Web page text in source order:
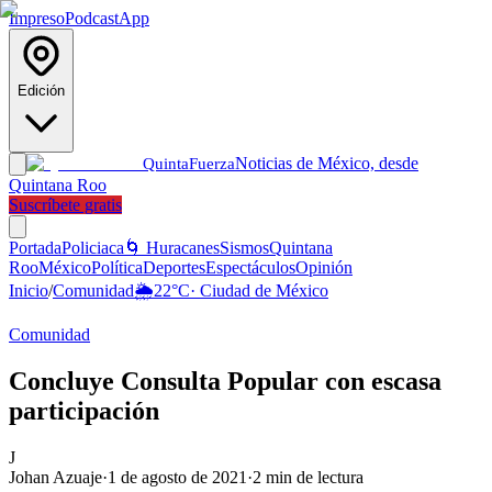
ImpresoPodcastApp
Edición
QuintaFuerzaNoticias de México, desde
Quintana Roo
Suscríbete gratis
PortadaPoliciaca 🌀 HuracanesSismosQuintana
RooMéxicoPolíticaDeportesEspectáculosOpinión
Inicio/Comunidad🌦️22°C· Ciudad de México
Comunidad
Concluye Consulta Popular con escasa
participación
J
Johan Azuaje·1 de agosto de 2021 ·2 min de lectura